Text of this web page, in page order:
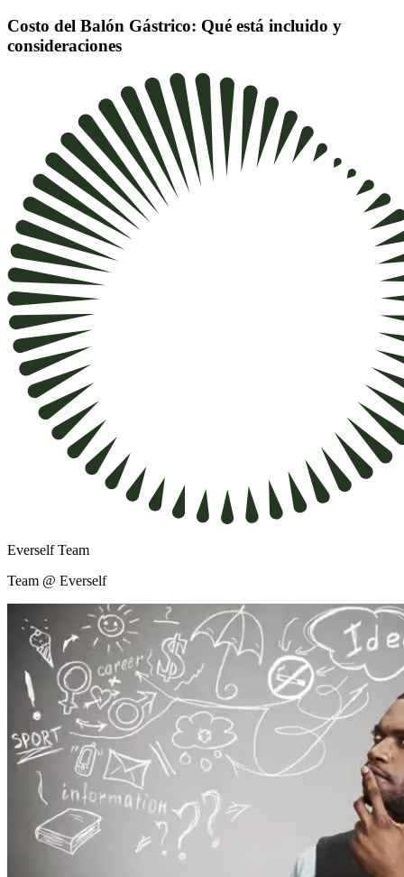
Costo del Balón Gástrico: Qué está incluido y
consideraciones
Everself Team
Team @ Everself